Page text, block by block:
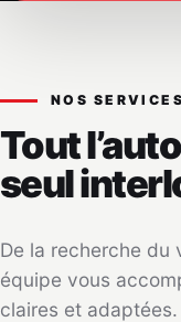
NOS SERVICES
Tout
seul
De la recherche du
équipe vous
claires et adaptées.